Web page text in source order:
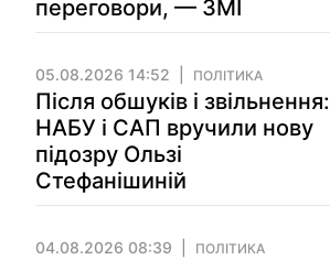
переговори, — ЗМІ
05.08.2026 14:52 ПОЛІТИКА
Після обшуків і звільнення:
НАБУ і САП вручили нову
підозру Ользі
Стефанішиній
04.08.2026 08:39 ПОЛІТИКА